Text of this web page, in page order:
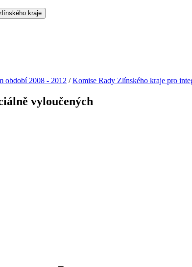
období 2008 - 2012 /Komise Rady Zlínského kraje pro
vyloučených